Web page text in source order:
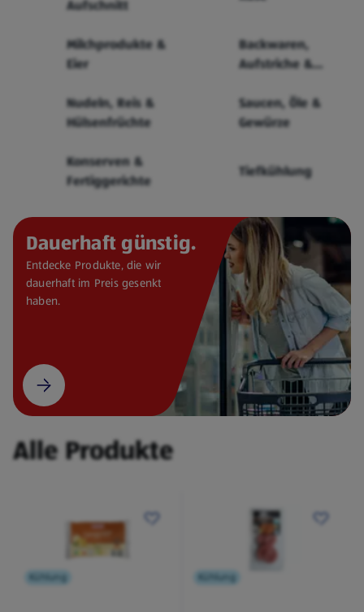
Aufschnitt
Milchprodukte &
Eier
Backwaren,
Aufstriche &
Nudeln, Reis &
Hülsenfrüchte
Saucen, Öle &
Gewürze
Konserven &
Fertiggerichte
Tiefkühlung
Dauerhaft günstig.
Entdecke Produkte, die wir
dauerhaft im Preis gesenkt
haben.
Alle Produkte
Kühlung Kühlung